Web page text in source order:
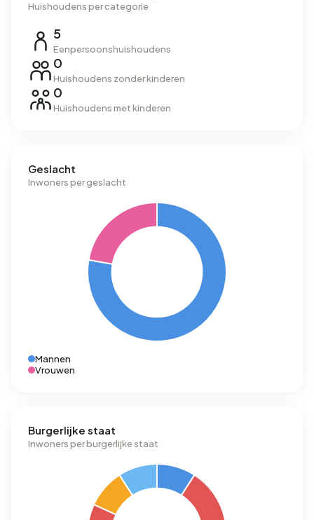
Huishoudens per categorie
5
Eenpersoonshuishoudens
0
Huishoudens zonder kinderen
0
Huishoudens met kinderen
Geslacht
Inwoners per geslacht
Mannen
Vrouwen
Burgerlijke staat
Inwoners per burgerlijke staat